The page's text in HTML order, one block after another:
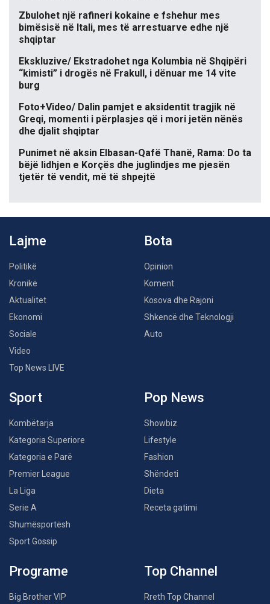
Zbulohet një rafineri kokaine e fshehur mes
bimësisë në Itali, mes të arrestuarve edhe një
shqiptar
Ekskluzive/ Ekstradohet nga Kolumbia në Shqipëri
“kimisti” i drogës në Frakull, i dënuar me 14 vite
burg
Foto+Video/ Dalin pamjet e aksidentit tragjik në
Greqi, momenti i përplasjes që i mori jetën nënës
dhe djalit shqiptar
Punimet në aksin Elbasan-Qafë Thanë, Rama: Do ta
bëjë lidhjen e Korçës dhe juglindjes me pjesën
tjetër të vendit, më të shpejtë
Lajme
Politikë
Kronikë
Aktualitet
Ekonomi
Sociale
Video
Top News LIVE
Bota
Opinion
Koment
Kosova dhe Rajoni
Shkencë dhe Teknologji
Auto
Sport
Kombëtarja
Kategoria Superiore
Kategoria e Parë
Premier League
La Liga
Serie A
Shumësportësh
Sport Gossip
Pop News
Showbiz
Lifestyle
Fashion
Shëndeti
Dieta
Receta gatimi
Programe
Big Brother VIP
Top Channel
Rreth Top Channel